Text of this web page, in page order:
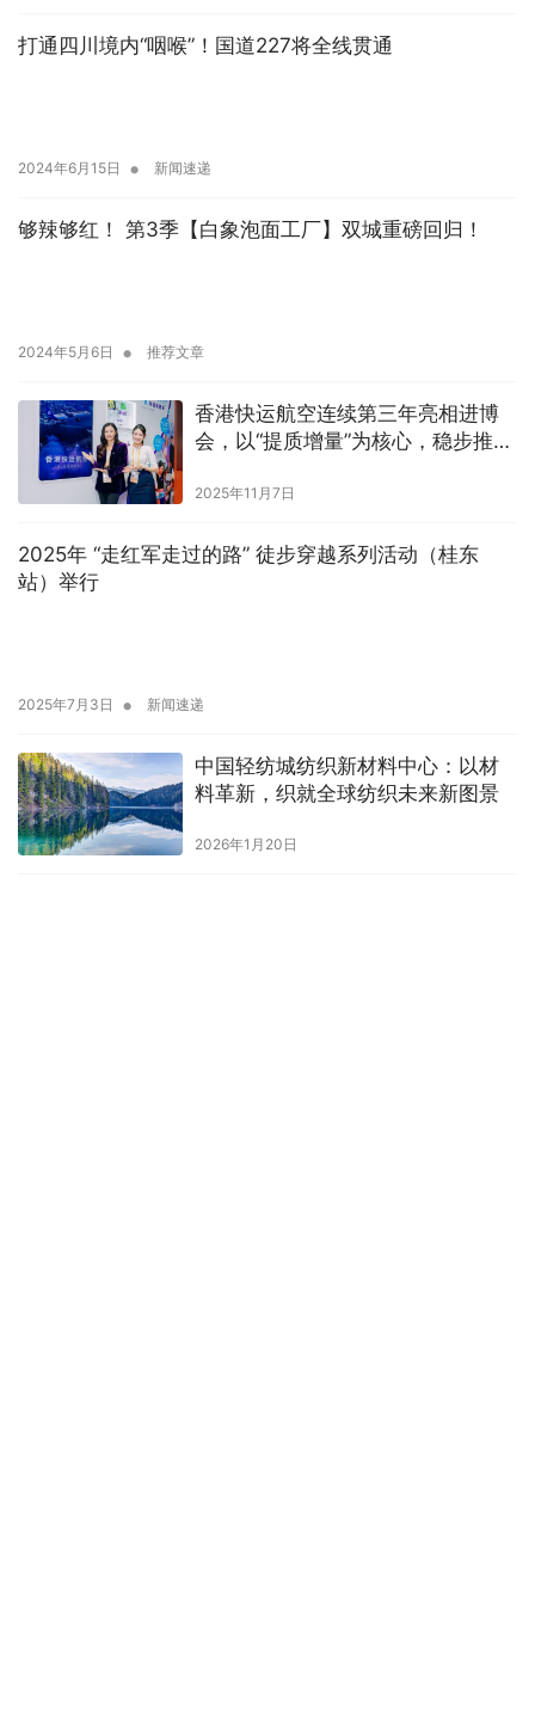
打通四川境内“咽喉”！国道227将全线贯通
2024年6月15日 • 新闻速递
够辣够红！ 第3季【白象泡面工厂】双城重磅回归！
2024年5月6日 • 推荐文章
香港快运航空连续第三年亮相进博
会，以“提质增量”为核心，稳步推进
2025年11月7日
2025年 “走红军走过的路” 徒步穿越系列活动（桂东
站）举行
2025年7月3日 • 新闻速递
中国轻纺城纺织新材料中心：以材
料革新，织就全球纺织未来新图景
2026年1月20日